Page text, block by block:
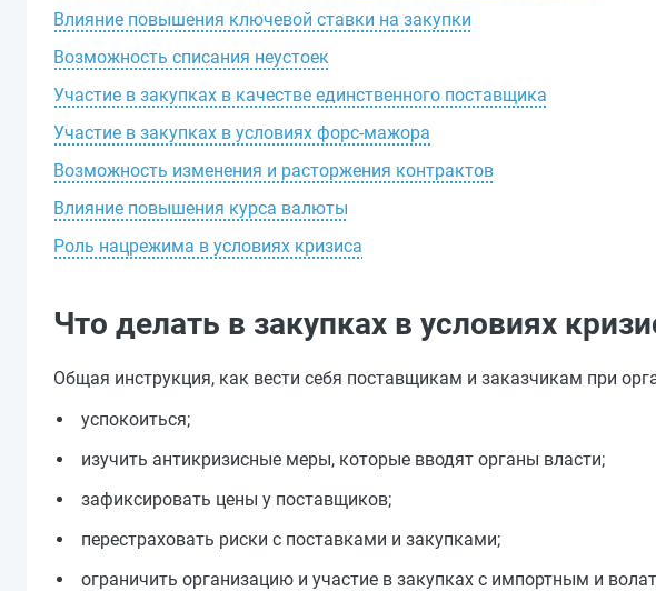
Влияние повышения ключевой ставки на закупки
Возможность списания неустоек
Участие в закупках в качестве единственного поставщика
Участие в закупках в условиях форс-мажора
Возможность изменения и расторжения контрактов
Влияние повышения курса валюты
Роль нацрежима в условиях кризиса
Что делать в закупках в условиях
Общая инструкция, как вести себя поставщикам и заказчикам при
успокоиться;
изучить антикризисные меры, которые вводят органы власти;
зафиксировать цены у поставщиков;
перестраховать риски с поставками и закупками;
ограничить организацию и участие в закупках с импортным и